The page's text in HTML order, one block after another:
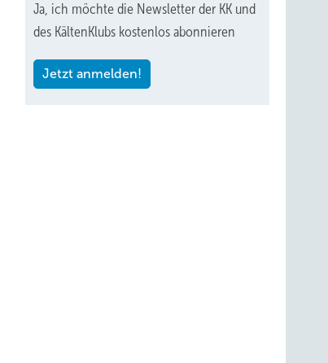
Ja, ich möchte die Newsletter der KK und
des KältenKlubs kostenlos abonnieren
Jetzt anmelden!